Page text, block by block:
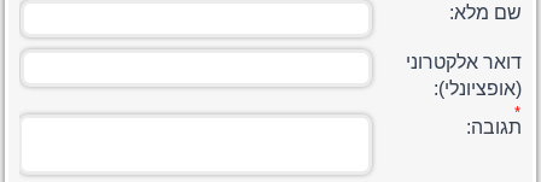
שם מלא:
דואר אלקטרוני
(אופציונלי):
תגובה: